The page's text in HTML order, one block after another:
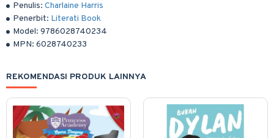
Penulis: Charlaine Harris
Penerbit: Literati Book
Model: 9786028740234
MPN: 6028740233
REKOMENDASI PRODUK LAINNYA